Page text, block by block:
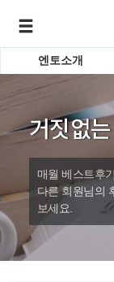
학습도
바로
엔토소개
거짓없
매월 베스트후
다른 회원님의
보세요.